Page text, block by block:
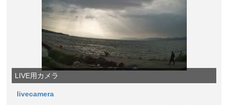
LIVE用カメラ
livecamera